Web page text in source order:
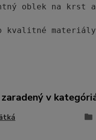
oblek na krst
kvalitné
v